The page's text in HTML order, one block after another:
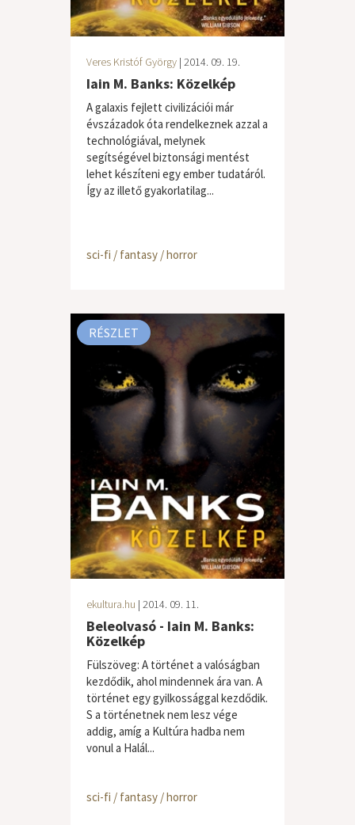
Veres Kristóf György | 2014. 09. 19.
Iain M. Banks: Közelkép
A galaxis fejlett civilizációi már
évszázadok óta rendelkeznek azzal a
technológiával, melynek
segítségével biztonsági mentést
lehet készíteni egy ember tudatáról.
Így az illető gyakorlatilag...
sci-fi / fantasy / horror
RÉSZLET
ekultura.hu | 2014. 09. 11.
Beleolvasó - Iain M. Banks:
Közelkép
Fülszöveg: A történet a valóságban
kezdődik, ahol mindennek ára van. A
történet egy gyilkossággal kezdődik.
S a történetnek nem lesz vége
addig, amíg a Kultúra hadba nem
vonul a Halál...
sci-fi / fantasy / horror